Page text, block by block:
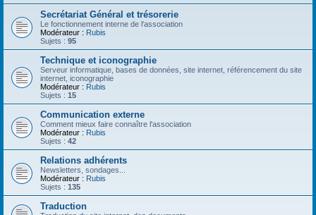
Secrétariat Général et trésorerie
Le fonctionnement interne de l'association
Modérateur : Rubis
Sujets : 95
Technique et iconographie
Serveur informatique, bases de données, site internet, référencement du site
internet, iconographie
Modérateur : Rubis
Sujets : 15
Communication externe
Comment mieux faire connaître l'association
Modérateur : Rubis
Sujets : 42
Relations adhérents
Newsletters, sondages...
Modérateur : Rubis
Sujets : 135
Traduction